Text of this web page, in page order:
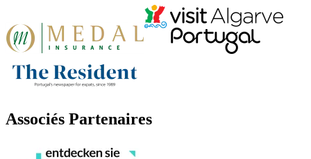
Associés Partenaires